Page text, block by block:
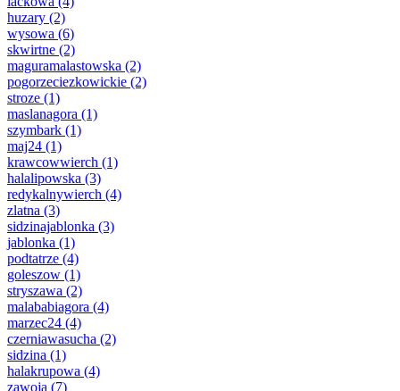
huzary (2)
wysowa (6)
skwirtne (2)
maguramalastowska (2)
pogorzeciezkowickie (2)
stroze (1)
maslanagora (1)
szymbark (1)
maj24 (1)
krawcowwierch (1)
halalipowska (3)
redykalnywierch (4)
zlatna (3)
sidzinajablonka (3)
jablonka (1)
podtatrze (4)
goleszow (1)
stryszawa (2)
malababiagora (4)
marzec24 (4)
czerniawasucha (2)
sidzina (1)
halakrupowa (4)
zawoja (7)